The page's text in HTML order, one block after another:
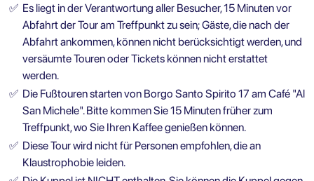
✅ Es liegt in der Verantwortung aller Besucher, 15 Minuten vor
Abfahrt der Tour am Treffpunkt zu sein; Gäste, die nach der
Abfahrt ankommen, können nicht berücksichtigt werden, und
versäumte Touren oder Tickets können nicht erstattet
werden.
✅ Die Fußtouren starten von Borgo Santo Spirito 17 am Café "Al
San Michele". Bitte kommen Sie 15 Minuten früher zum
Treffpunkt, wo Sie Ihren Kaffee genießen können.
✅ Diese Tour wird nicht für Personen empfohlen, die an
Klaustrophobie leiden.